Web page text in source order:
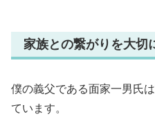
家族との繋がりを大切
僕の義父である面家一男氏
ています。